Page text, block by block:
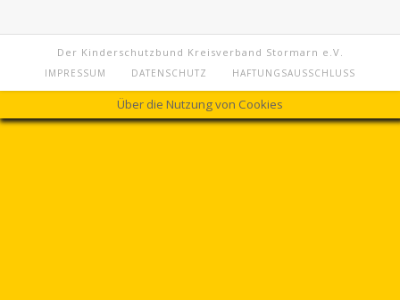
Der Kinderschutzbund Kreisverband Stormarn e.V.
IMPRESSUM DATENSCHUTZ HAFTUNGSAUSSCHLUSS
Über die Nutzung von Cookies